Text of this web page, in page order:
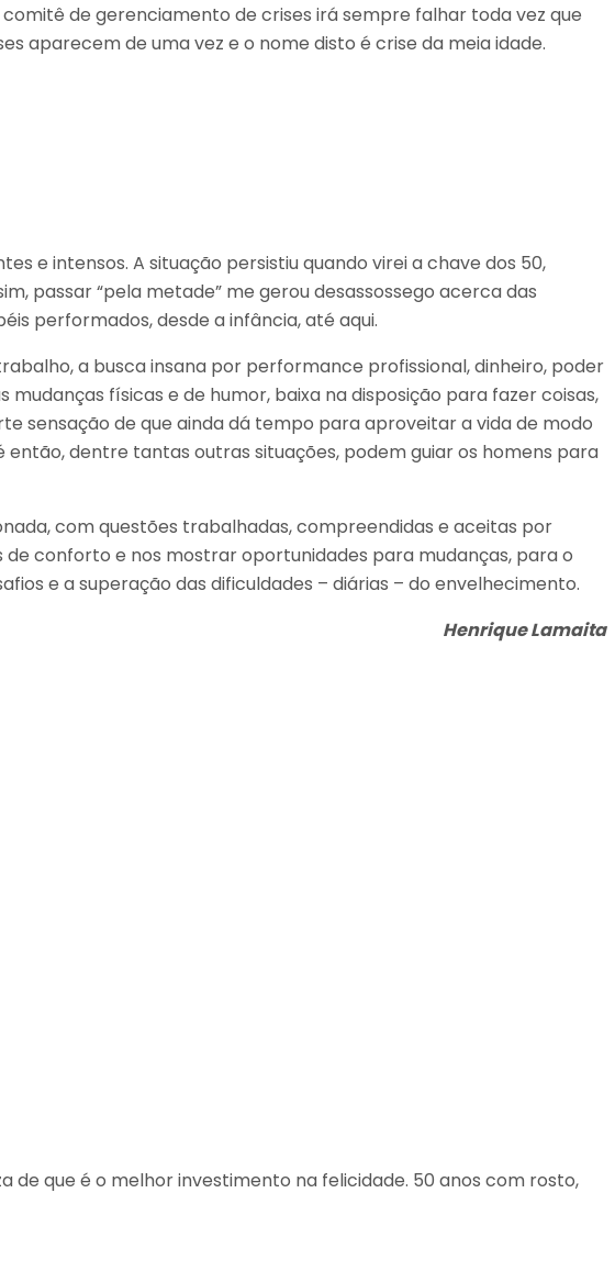
de gerenciamento de crises irá sempre falhar toda vez que
aparecem de uma vez e o nome disto é crise da meia idade.
e intensos. A situação persistiu quando virei a chave dos 50,
passar “pela metade” me gerou desassossego acerca das
performados, desde a infância, até aqui.
a busca insana por performance profissional, dinheiro, poder
físicas e de humor, baixa na disposição para fazer coisas,
sensação de que ainda dá tempo para aproveitar a vida de modo
dentre tantas outras situações, podem guiar os homens para
com questões trabalhadas, compreendidas e aceitas por
conforto e nos mostrar oportunidades para mudanças, para o
e a superação das dificuldades – diárias – do envelhecimento.
Henrique Lamaita
de que é o melhor investimento na felicidade. 50 anos com rosto,